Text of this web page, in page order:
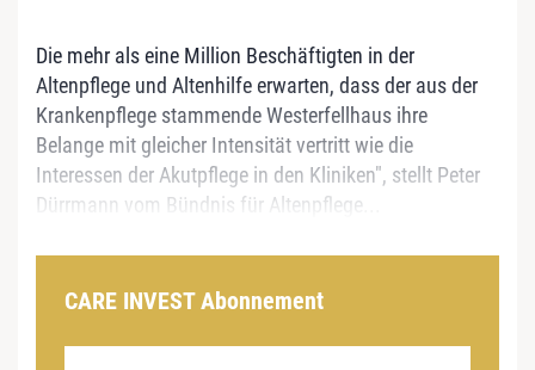
Die mehr als eine Million Beschäftigten in der
Altenpflege und Altenhilfe erwarten, dass der aus der
Krankenpflege stammende Westerfellhaus ihre
Belange mit gleicher Intensität vertritt wie die
Interessen der Akutpflege in den Kliniken", stellt Peter
Dürrmann vom Bündnis für Altenpflege...
CARE INVEST Abonnement